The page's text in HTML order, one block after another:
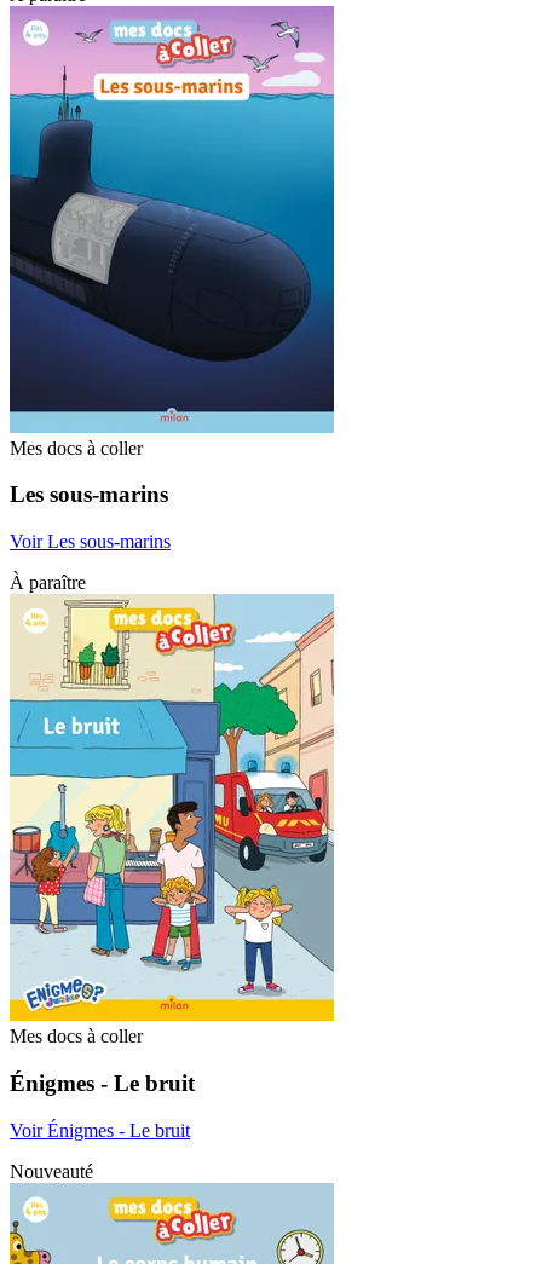
Mes docs à coller
Les sous-marins
Voir Les sous-marins
À paraître
Mes docs à coller
Énigmes - Le bruit
Voir Énigmes - Le bruit
Nouveauté